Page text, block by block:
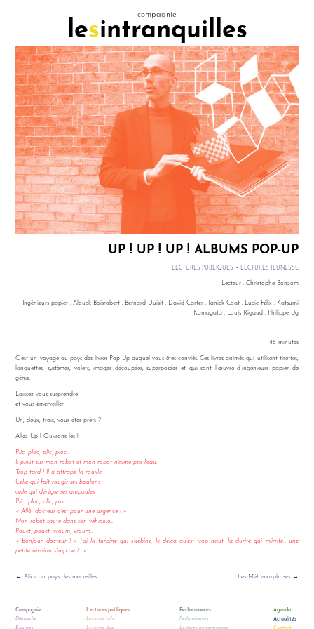
compagnie
lesintranquilles
UP ! UP ! UP ! ALBUMS POP-UP
LECTURES PUBLIQUES • LECTURES JEUNESSE
Lecteur . Christophe Bonzom
Ingénieurs papier . Alouck Boisrobert . Bernard Duisit . David Carter . Janick Coat . Lucie Félix . Katsumi
Komagata . Louis Rigaud . Philippe Ug
45 minutes
C’est un voyage au pays des livres Pop-Up auquel vous êtes conviés. Ces livres animés qui utilisent tirettes,
languettes, systèmes, volets, images découpées, superposées et qui sont l’œuvre d’ingénieurs papier de
génie.
Laissez-vous surprendre
et vous émerveiller.
Un, deux, trois, vous êtes prêts ?
Allez-Up ! Ouvrons-les !
Plic, ploc, plic, ploc…
Il pleut sur mon robot et mon robot n’aime pas l’eau.
Trop tard ! Il a attrapé la rouille.
Celle qui fait rougir ses boulons,
celle qui dérègle ses ampoules.
Plic, ploc, plic, ploc…
« Allô, docteur c’est pour une urgence ! »
Mon robot saute dans son véhicule…
Pouet, pouet, vroum, vroum…
« Bonjour docteur ! » J’ai la turbine qui s’débine, le délco qu’est trop haut, la durite qui m’irrite… une
petite révision s’impose !… »
← Alice au pays des merveilles Les Métamorphoses →
Compagnie
Démarche
Lectures publiques
Lectures solo
Performances
Performances
Agenda
Actualités